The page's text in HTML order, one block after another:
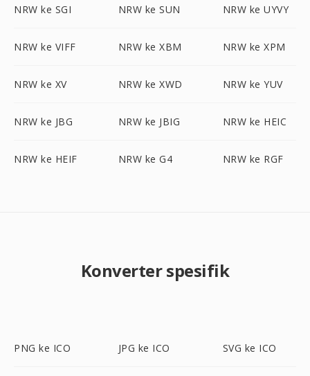
NRW ke SGI NRW ke SUN NRW ke UYVY
NRW ke VIFF NRW ke XBM NRW ke XPM
NRW ke XV NRW ke XWD NRW ke YUV
NRW ke JBG NRW ke JBIG NRW ke HEIC
NRW ke HEIF NRW ke G4 NRW ke RGF
Konverter spesifik
PNG ke ICO JPG ke ICO SVG ke ICO